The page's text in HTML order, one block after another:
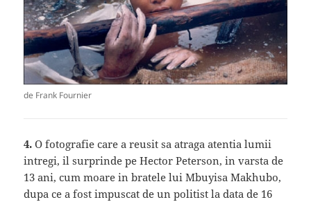
de Frank Fournier
4. O fotografie care a reusit sa atraga atentia lumii
intregi, il surprinde pe Hector Peterson, in varsta de
13 ani, cum moare in bratele lui Mbuyisa Makhubo,
dupa ce a fost impuscat de un politist la data de 16